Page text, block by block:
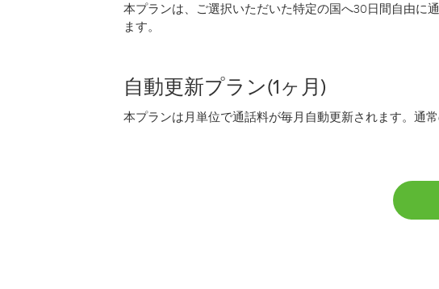
本プランは、ご選択いただいた特定の国へ30日間自由に
ます。
自動更新プラン(1ヶ月)
本プランは月単位で通話料が毎月自動更新されます。通